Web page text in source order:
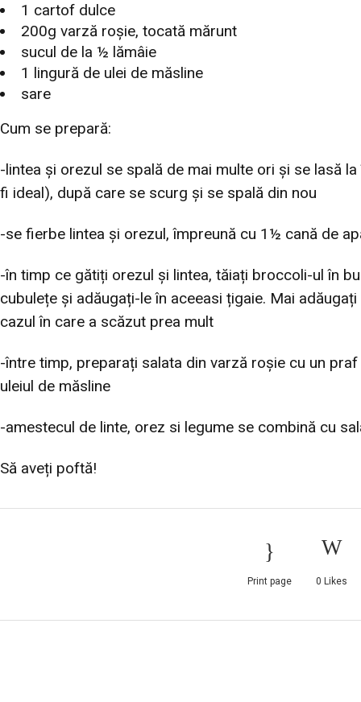
1 cartof dulce
200g varză roșie, tocată mărunt
sucul de la ½ lămâie
1 lingură de ulei de măsline
sare
Cum se prepară:
-lintea și orezul se spală de mai multe ori și se lasă
fi ideal), după care se scurg și se spală din nou
-se fierbe lintea și orezul, împreună cu 1½ cană de
-în timp ce gătiți orezul și lintea, tăiați broccoli-ul în
cubulețe și adăugați-le în aceeasi țigaie. Mai
cazul în care a scăzut prea mult
-între timp, preparați salata din varză roșie cu un
uleiul de măsline
-amestecul de linte, orez si legume se combină cu
Să aveți poftă!
Print page 0 Likes